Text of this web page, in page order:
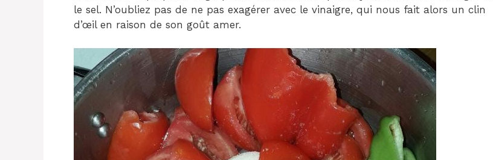
le sel. N’oubliez pas de ne pas exagérer avec le vinaigre, qui nous fait alors un clin
d’œil en raison de son goût amer.